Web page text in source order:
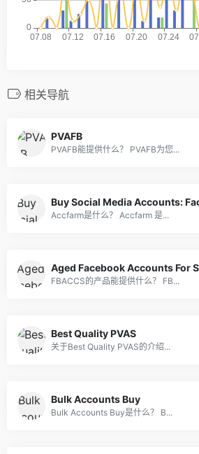
相关导航
PVAFB
PVAFB能提供什么？ PVAFB为您...
Buy Social Media Accounts:
Accfarm是什么？ Accfarm 是...
FBACCS的产品能提供什么？ FB...
Best Quality PVAS
关于Best Quality PVAS的介绍...
Bulk Accounts Buy
Bulk Accounts Buy是什么？ B...